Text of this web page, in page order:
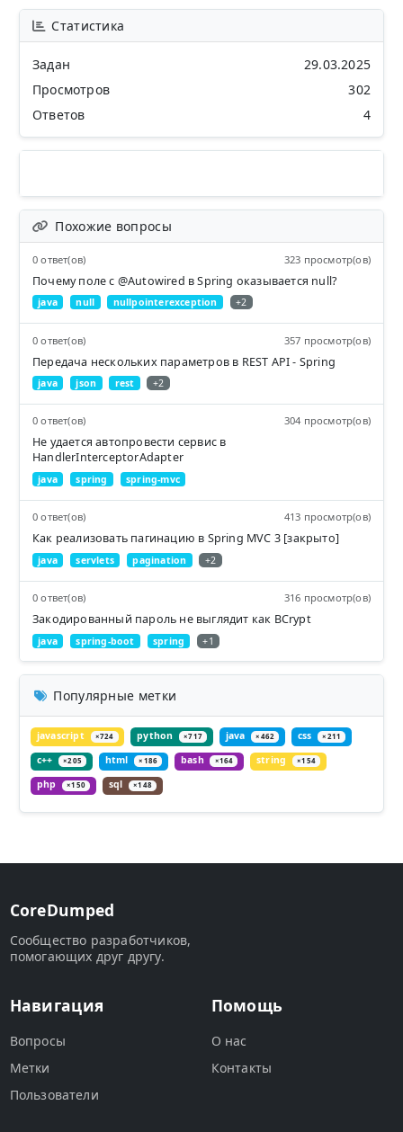
Статистика
Задан
29.03.2025
Просмотров
302
Ответов
4
Похожие вопросы
0 ответ(ов) 323 просмотр(ов)
Почему поле с @Autowired в Spring оказывается null?
java null nullpointerexception +2
0 ответ(ов) 357 просмотр(ов)
Передача нескольких параметров в REST API - Spring
java json rest +2
0 ответ(ов) 304 просмотр(ов)
Не удается автопровести сервис в
HandlerInterceptorAdapter
java spring spring-mvc
0 ответ(ов) 413 просмотр(ов)
Как реализовать пагинацию в Spring MVC 3 [закрыто]
java servlets pagination +2
0 ответ(ов) 316 просмотр(ов)
Закодированный пароль не выглядит как BCrypt
java spring-boot spring +1
Популярные метки
javascript ×724 python ×717 java ×462 css ×211
c++ ×205 html ×186 bash ×164 string ×154
php ×150 sql ×148
CoreDumped
Сообщество разработчиков,
помогающих друг другу.
Навигация
Вопросы
Метки
Пользователи
Помощь
О нас
Контакты